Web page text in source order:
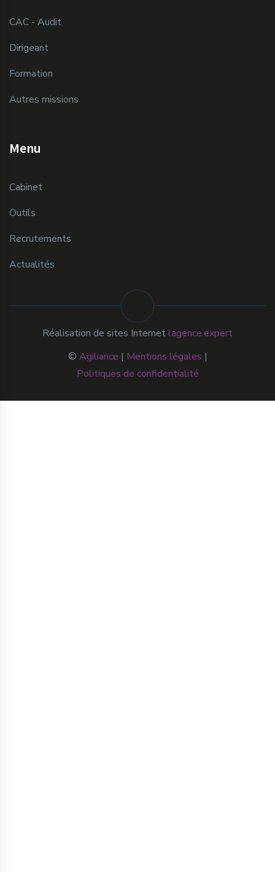
CAC - Audit
Dirigeant
Formation
Autres missions
Menu
Cabinet
Outils
Recrutements
Actualités
© Agiliance | Mentions légales |
Politiques de confidentialité
Réalisation de sites Internetlagence.expert